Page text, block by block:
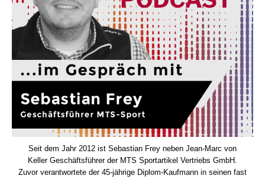
Seit dem Jahr 2012 ist Sebastian Frey neben Jean-Marc von
Keller Geschäftsführer der MTS Sportartikel Vertriebs GmbH.
Zuvor verantwortete der 45-jährige Diplom-Kaufmann in seinen fast